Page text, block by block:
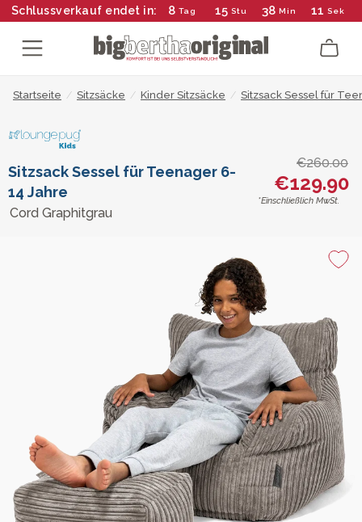
Schlussverkauf endet in: 8 Tag 15 Stu 38 Min 11 Sek
Startseite / Sitzsäcke / Kinder Sitzsäcke / Sitzsack Sessel für
Sitzsack Sessel für Teenager 6-
14 Jahre
Cord Graphitgrau
€260.00
€129.90
*Einschließlich MwSt.